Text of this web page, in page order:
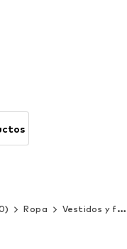
Ropa Vestidos y faldas